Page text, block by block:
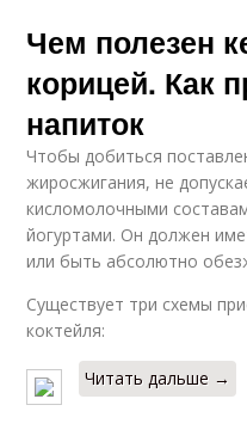
Чем полезен
корицей. Как
напиток
Чтобы добиться
жиросжигания, не
кисломолочными
йогуртами. Он должен
или быть абсолютно
Существует три схемы
коктейля:
Читать дальше →